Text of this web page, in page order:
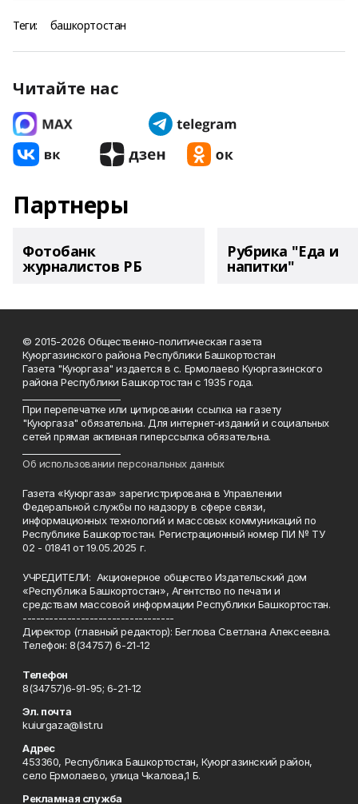
Теги: башкортостан
Читайте нас
Партнеры
Фотобанк
журналистов РБ
Рубрика "Еда и
напитки"
© 2015-2026 Общественно-политическая газета
Куюргазинского района Республики Башкортостан
Газета "Куюргаза" издается в с. Ермолаево Куюргазинского
района Республики Башкортостан с 1935 года.
При перепечатке или цитировании ссылка на газету
"Куюргаза" обязательна. Для интернет-изданий и социальных
сетей прямая активная гиперссылка обязательна.
Об использовании персональных данных
Газета «Куюргаза» зарегистрирована в Управлении
Федеральной службы по надзору в сфере связи,
информационных технологий и массовых коммуникаций по
Республике Башкортостан. Регистрационный номер ПИ № ТУ
02 - 01841 от 19.05.2025 г.
УЧРЕДИТЕЛИ: Акционерное общество Издательский дом
«Республика Башкортостан», Агентство по печати и
средствам массовой информации Республики Башкортостан.
----------------------------------
Директор (главный редактор): Беглова Светлана Алексеевна.
Телефон: 8(34757) 6-21-12
Телефон
8(34757)6-91-95; 6-21-12
Эл. почта
kuiurgaza@list.ru
Адрес
453360, Республика Башкортостан, Куюргазинский район,
село Ермолаево, улица Чкалова,1 Б.
Рекламная служба